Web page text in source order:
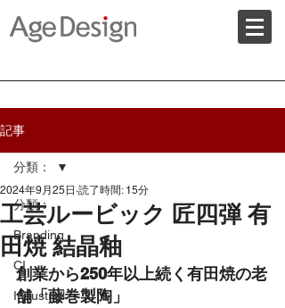
記事
分類：
Branding
CI
Industrial
分類：
工芸ルービック 匠四弾 有
田焼 結晶釉
2024年9月25日 読了時間: 15分
創業から250年以上続く有田焼の老
舗「藤巻製陶」